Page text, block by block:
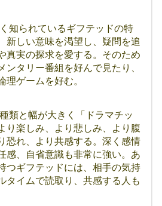
知られているギフテッドの特
新しい意味を渇望し、疑問を追
真実の探求を愛する。そのため
ンタリー番組を好んで見たり、
理ゲームを好む。
種類と幅が大きく「ドラマチッ
り楽しみ、より悲しみ、より腹
恐れ、より共感する。深く感情
感、自省意識も非常に強い。あ
つギフテッドには、相手の気持
タイムで読取り、共感する人も